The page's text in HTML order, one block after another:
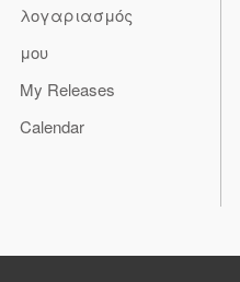
λογαριασμός
μου
My Releases
Calendar